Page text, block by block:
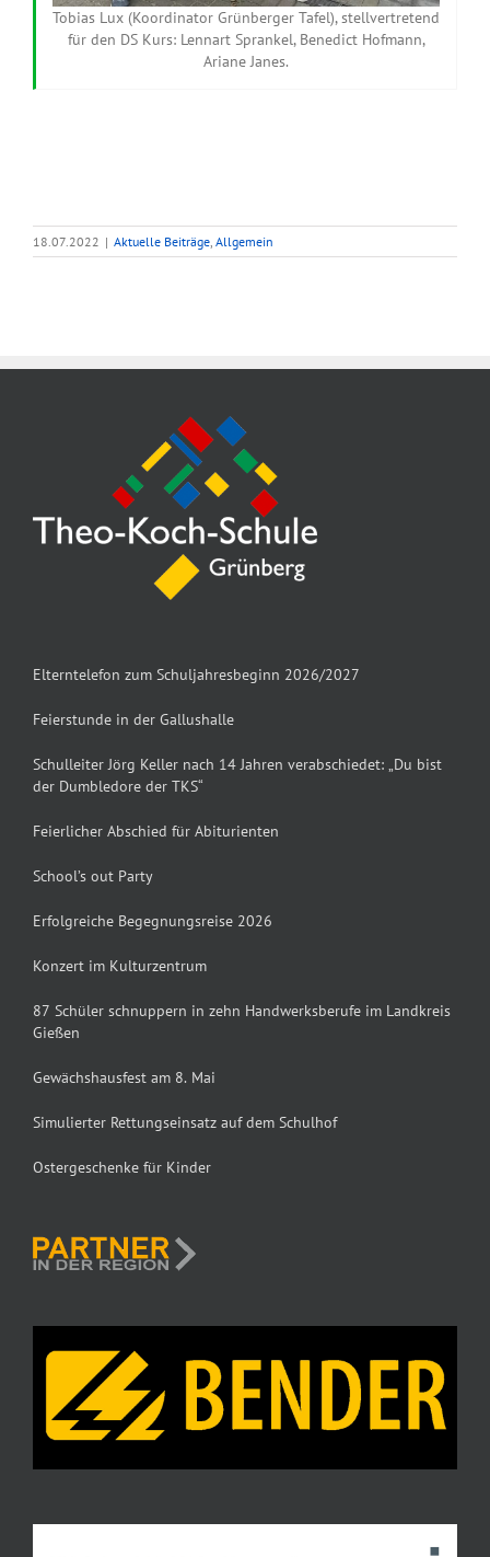
Tobias Lux (Koordinator Grünberger Tafel), stellvertretend
für den DS Kurs: Lennart Sprankel, Benedict Hofmann,
Ariane Janes.
18.07.2022 | Aktuelle Beiträge, Allgemein
Elterntelefon zum Schuljahresbeginn 2026/2027
Feierstunde in der Gallushalle
Schulleiter Jörg Keller nach 14 Jahren verabschiedet: „Du bist
der Dumbledore der TKS“
Feierlicher Abschied für Abiturienten
School’s out Party
Erfolgreiche Begegnungsreise 2026
Konzert im Kulturzentrum
87 Schüler schnuppern in zehn Handwerksberufe im Landkreis
Gießen
Gewächshausfest am 8. Mai
Simulierter Rettungseinsatz auf dem Schulhof
Ostergeschenke für Kinder